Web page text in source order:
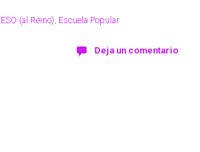
(al Reino) Escuela Popular
Deja un comentario